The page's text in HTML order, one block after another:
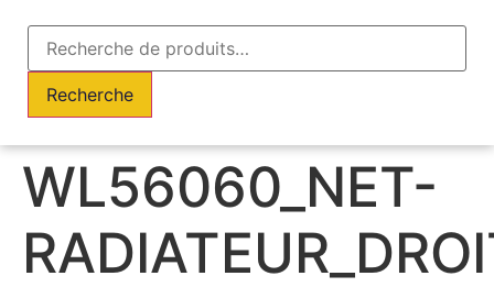
Recherche
WL56060_NET-